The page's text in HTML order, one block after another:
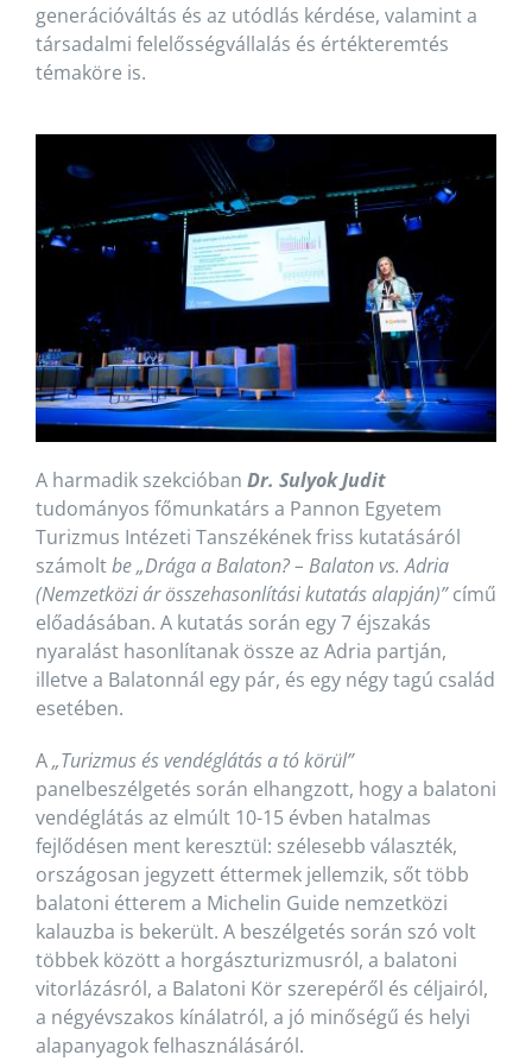
generációváltás és az utódlás kérdése, valamint a
társadalmi felelősségvállalás és értékteremtés
témaköre is.
A harmadik szekcióban Dr. Sulyok Judit
tudományos főmunkatárs a Pannon Egyetem
Turizmus Intézeti Tanszékének friss kutatásáról
számoltbe„Drága a Balaton? – Balaton vs. Adria
(Nemzetközi ár összehasonlítási kutatás alapján)”című
előadásában. A kutatás során egy 7 éjszakás
nyaralást hasonlítanak össze az Adria partján,
illetve a Balatonnál egy pár, és egy négy tagú család
esetében.
A„Turizmus és vendéglátás a tó körül”
panelbeszélgetés során elhangzott, hogy a balatoni
vendéglátás az elmúlt 10-15 évben hatalmas
fejlődésen ment keresztül: szélesebb választék,
országosan jegyzett éttermek jellemzik, sőt több
balatoni étterem a Michelin Guide nemzetközi
kalauzba is bekerült. A beszélgetés során szó volt
többek között a horgászturizmusról, a balatoni
vitorlázásról, a Balatoni Kör szerepéről és céljairól,
a négyévszakos kínálatról, a jó minőségű és helyi
alapanyagok felhasználásáról.